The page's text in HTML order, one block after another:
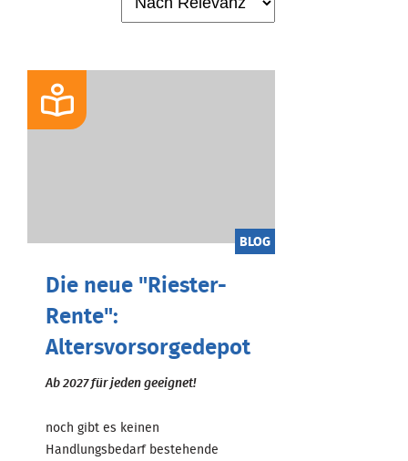
BLOG
Die neue "Riester-
Rente":
Altersvorsorgedepot
Ab 2027 für jeden geeignet!
noch gibt es keinen
Handlungsbedarf bestehende